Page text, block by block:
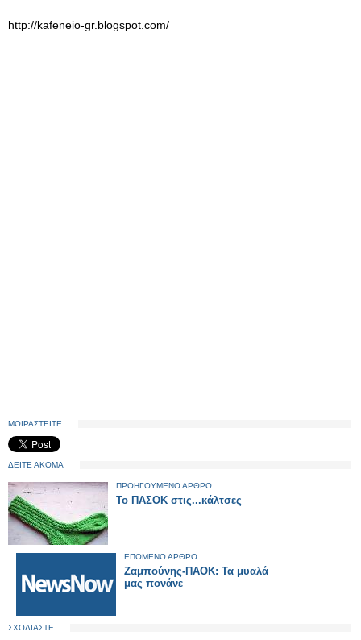
http://kafeneio-gr.blogspot.com/
ΜΟΙΡΑΣΤΕΙΤΕ
ΔΕΙΤΕ ΑΚΟΜΑ
ΠΡΟΗΓΟΥΜΕΝΟ ΑΡΘΡΟ
Το ΠΑΣΟΚ στις...κάλτσες
ΕΠΟΜΕΝΟ ΑΡΘΡΟ
Ζαμπούνης-ΠΑΟΚ: Τα μυαλά
μας πονάνε
ΣΧΟΛΙΑΣΤΕ